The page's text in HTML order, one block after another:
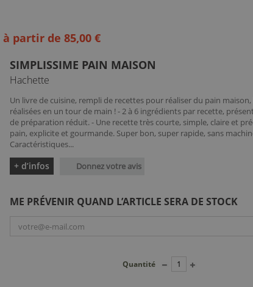
partir de 85,00 €
SIMPLISSIME PAIN MAISON
Hachette
Un livre de cuisine, rempli de recettes pour réaliser du pain
réalisées en un tour de main ! - 2 à 6 ingrédients par recette,
de préparation réduit. - Une recette très courte, simple, claire et
pain, explicite et gourmande. Super bon, super rapide, sans
Caractéristiques...
+ d’infos Donnez votre avis
ME PRÉVENIR QUAND L’ARTICLE SERA DE STOCK
Quantité